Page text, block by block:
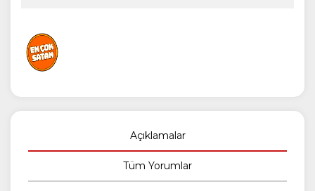
Açıklamalar
Tüm Yorumlar